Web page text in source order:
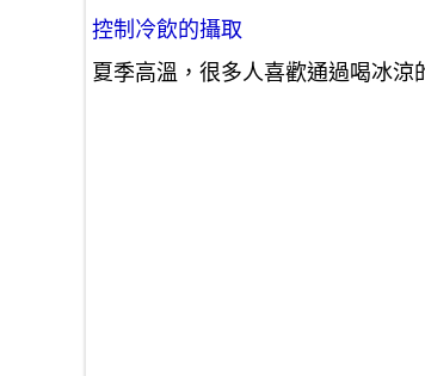
控制冷飲的攝取
夏季高溫，很多人喜歡通過喝冰涼